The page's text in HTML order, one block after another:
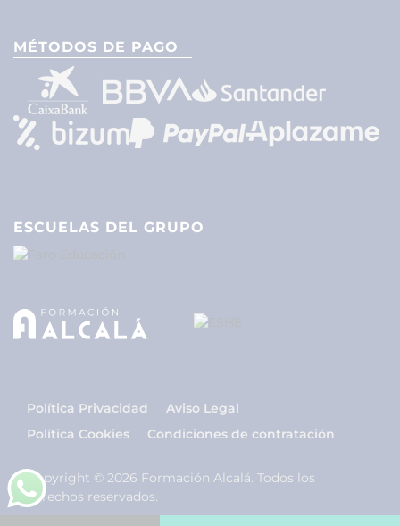
MÉTODOS DE PAGO
ESCUELAS DEL GRUPO
Política Privacidad
Aviso Legal
Política Cookies
Condiciones de contratación
Copyright © 2026 Formación Alcalá. Todos los
derechos reservados.